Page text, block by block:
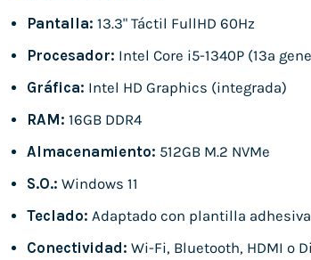
Pantalla: 13.3" Táctil FullHD 60Hz
Procesador: Intel Core i5-1340P (13ª
Gráfica: Intel HD Graphics (integrada)
RAM: 16GB DDR4
Almacenamiento: 512GB M.2 NVMe
S.O.: Windows 11
Teclado: Adaptado con plantilla adhesiva
Conectividad: Wi-Fi, Bluetooth, HDMI o